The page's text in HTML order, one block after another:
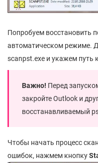
Попробуем восстановить
автоматическом режиме.
scanpst.exe и укажем путь
Важно! Перед
закройте Outlook и
восстанавливаемый
Чтобы начать процесс
ошибок, нажмем кнопку